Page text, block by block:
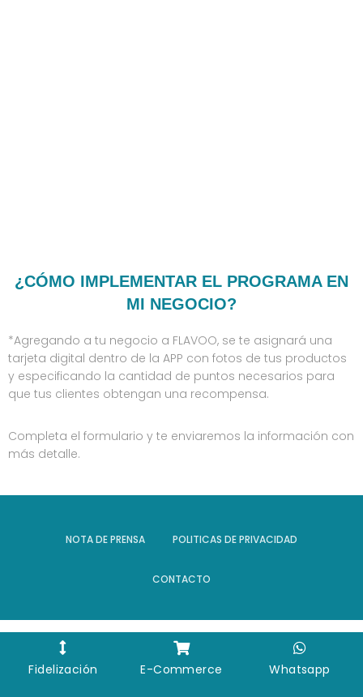
¿CÓMO IMPLEMENTAR EL PROGRAMA EN
MI NEGOCIO?
*Agregando a tu negocio a FLAVOO, se te asignará una
tarjeta digital dentro de la APP con fotos de tus productos
y especificando la cantidad de puntos necesarios para
que tus clientes obtengan una recompensa.
Completa el formulario y te enviaremos la información con
más detalle.
NOTA DE PRENSA POLITICAS DE PRIVACIDAD
CONTACTO
Fidelización E-Commerce Whatsapp